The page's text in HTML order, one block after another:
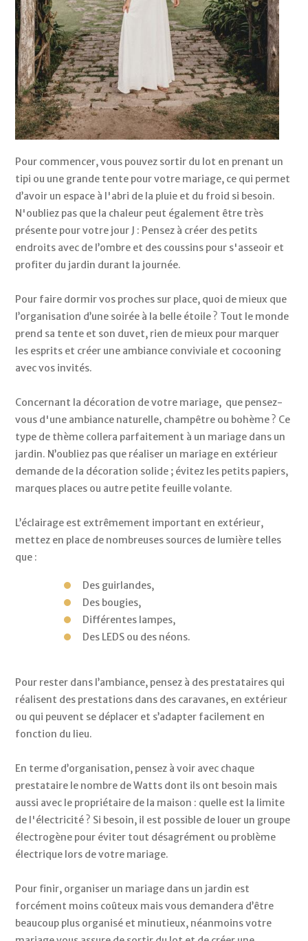
Pour commencer, vous pouvez sortir du lot en prenant un
tipi ou une grande tente pour votre mariage, ce qui permet
d’avoir un espace à l'abri de la pluie et du froid si besoin.
N'oubliez pas que la chaleur peut également être très
présente pour votre jour J : Pensez à créer des petits
endroits avec de l’ombre et des coussins pour s'asseoir et
profiter du jardin durant la journée.
Pour faire dormir vos proches sur place, quoi de mieux que
l’organisation d’une soirée à la belle étoile ? Tout le monde
prend sa tente et son duvet, rien de mieux pour marquer
les esprits et créer une ambiance conviviale et cocooning
avec vos invités.
Concernant la décoration de votre mariage,  que pensez-
vous d'une ambiance naturelle, champêtre ou bohème ? Ce
type de thème collera parfaitement à un mariage dans un
jardin. N’oubliez pas que réaliser un mariage en extérieur
demande de la décoration solide ; évitez les petits papiers,
marques places ou autre petite feuille volante.
L’éclairage est extrêmement important en extérieur,
mettez en place de nombreuses sources de lumière telles
que :
Des guirlandes,
Des bougies,
Différentes lampes,
Des LEDS ou des néons.
Pour rester dans l’ambiance, pensez à des prestataires qui
réalisent des prestations dans des caravanes, en extérieur
ou qui peuvent se déplacer et s’adapter facilement en
fonction du lieu.
En terme d’organisation, pensez à voir avec chaque
prestataire le nombre de Watts dont ils ont besoin mais
aussi avec le propriétaire de la maison : quelle est la limite
de l'électricité ? Si besoin, il est possible de louer un groupe
électrogène pour éviter tout désagrément ou problème
électrique lors de votre mariage.
Pour finir, organiser un mariage dans un jardin est
forcément moins coûteux mais vous demandera d’être
beaucoup plus organisé et minutieux, néanmoins votre